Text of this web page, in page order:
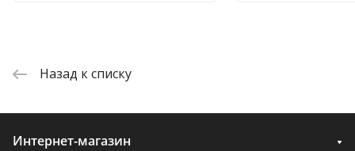
Назад к списку
Интернет-магазин